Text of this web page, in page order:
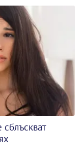
сблъскват